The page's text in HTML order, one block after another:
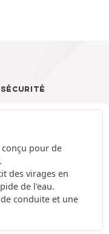
SÉCURITÉ
conçu pour de
des virages en
de l'eau.
conduite et une